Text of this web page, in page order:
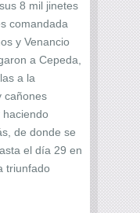
8 mil jinetes
comandada
y Venancio
a Cepeda,
a la
cañones
haciendo
de donde se
el día 29 en
triunfado